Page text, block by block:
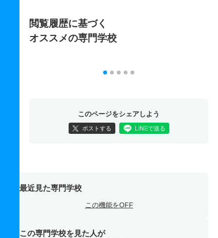
閲覧履歴に基づく
オススメの専門学校
このページをシェアしよう
ポストする LINEで送る
最近見た専門学校
この機能をOFF
この専門学校を見た人が